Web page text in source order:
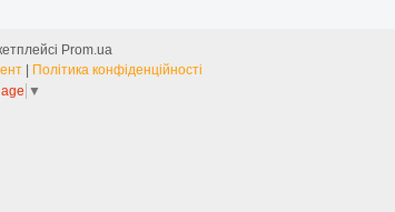
Prom.ua
Політика конфіденційності
▼